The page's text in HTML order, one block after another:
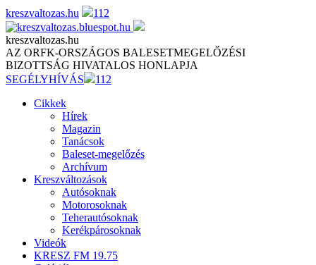
Skip
to
content
kreszvaltozas.hu 112
kreszvaltozas.hu
AZ ORFK-ORSZÁGOS BALESETMEGELŐZÉSI
BIZOTTSÁG HIVATALOS HONLAPJA
SEGÉLYHÍVÁS
112
Cikkek
Hírek
Magazin
Tanácsok
Baleset-megelőzés
Archívum
Kreszváltozások
Autósoknak
Motorosoknak
Teherautósoknak
Kerékpárosoknak
Videók
KRESZ FM 19.75